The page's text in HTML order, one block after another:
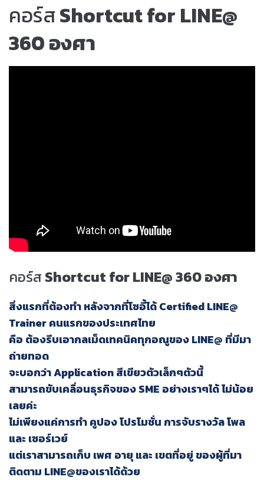
คอร์สShortcut for LINE@
360 องศา
คอร์ส Shortcut for LINE@ 360 องศา
สิ่งแรกที่ต้องทำ หลังจากที่โซอี้ได้ Certified LINE@
Trainer คนแรกของประเทศไทย
คือ ต้องรีบเอากลเม็ดเทคนิคทุกอณูของ LINE@ ที่มีมา
ถ่ายทอด
จะบอกว่า Application สีเขียวตัวเล็กๆตัวนี้
สามารถขับเคลื่อนธุรกิจของ SME อย่างเราๆได้ ไม่น้อย
เลยค่ะ
ไม่เพียงแค่การทำ คูปอง โปรโมชั่น การจับรางวัล โพล
และ เซอร์เวย์
แต่เราสามารถเก็บ เพศ อายุ และ เขตที่อยู่ ของผู้ที่มา
ติดตาม LINE@ของเราได้ด้วย